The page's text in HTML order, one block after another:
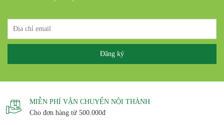
MIỄN PHÍ VẬN CHUYỂN NỘI THÀNH
Cho đơn hàng từ 500.000đ